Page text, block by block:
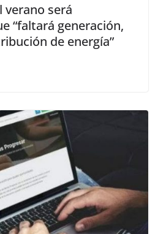
verano será
“faltará generación,
de energía”